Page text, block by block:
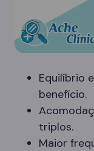
Equilíbrio
benefício.
triplos.
Maior